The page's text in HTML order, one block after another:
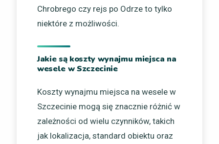
Chrobrego czy rejs po Odrze to tylko
niektóre z możliwości.
Jakie są koszty wynajmu miejsca na
wesele w Szczecinie
Koszty wynajmu miejsca na wesele w
Szczecinie mogą się znacznie różnić w
zależności od wielu czynników, takich
jak lokalizacja, standard obiektu oraz